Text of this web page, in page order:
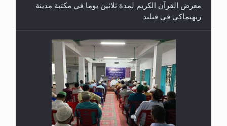
معرض القرآن الكريم لمدة ثلاثين يوما في مكتبة مدينة
ريهيماكي في فنلند